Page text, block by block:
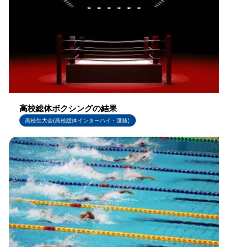
高校総体ボクシングの結果
高校生大会(高校総体インターハイ・選抜)